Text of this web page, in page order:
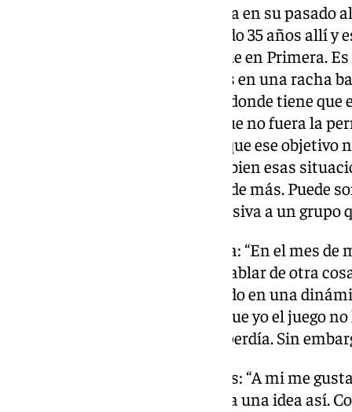
Presión del Málaga y experiencia en su pasado
porque es el Málaga. Yo he estado 35 años allí
estado más años en Segunda que en Primera.
continuamente. Ahora estamos en una racha
como entidad y como club está donde tiene
temporada de otros objetivos que no fuera la
meterle esa presión al club porque ese objetivo
lo queramos, nunca han salido bien esas
sabemos que no tiene ese nivel de más. Puede
eso es ponerle una presión excesiva a un
Objetivos reales esta temporada: “En el mes
está y quién sabe si podemos hablar de otra
empezó mal, pero hemos entrado en una
que de juego de resultados. Porque yo el juego
cuando se ganaba a cuando se perdía. Sin
Idea de cantera de Loren Juarros: “A mi me
que en el Málaga, no se proponía una idea así.